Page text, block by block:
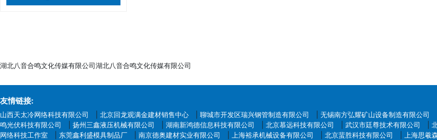
湖北八音合鸣文化传媒有限公司湖北八音合鸣文化传媒有限公司
友情链接:
山西天太冷网络科技有限公司 北京回龙观满金建材销售中心 聊城市开发区瑞兴钢管制造有限公司 无锡南方弘耀矿山设备制造有限公司
鸣光伏科技有限公司
扬州三鑫液压机械有限公司 湖南新鸿德信息科技有限公司 北京慕远科技有限公司 武汉市廷尊技术有限公司
网络科技工作室
东莞鑫利盛模具制品厂 南京德奥建材实业有限公司 上海裕承机械设备有限公司 北京蜚胜科技有限公司
上海思羲